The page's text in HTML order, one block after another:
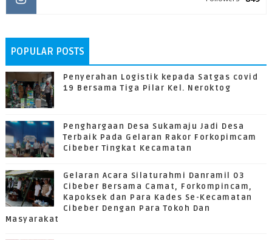
POPULAR POSTS
Penyerahan Logistik kepada Satgas covid
19 Bersama Tiga Pilar Kel. Neroktog
Penghargaan Desa Sukamaju Jadi Desa
Terbaik Pada Gelaran Rakor Forkopimcam
Cibeber Tingkat Kecamatan
Gelaran Acara Silaturahmi Danramil 03
Cibeber Bersama Camat, Forkompincam,
Kapoksek dan Para Kades Se-Kecamatan
Cibeber Dengan Para Tokoh Dan
Masyarakat